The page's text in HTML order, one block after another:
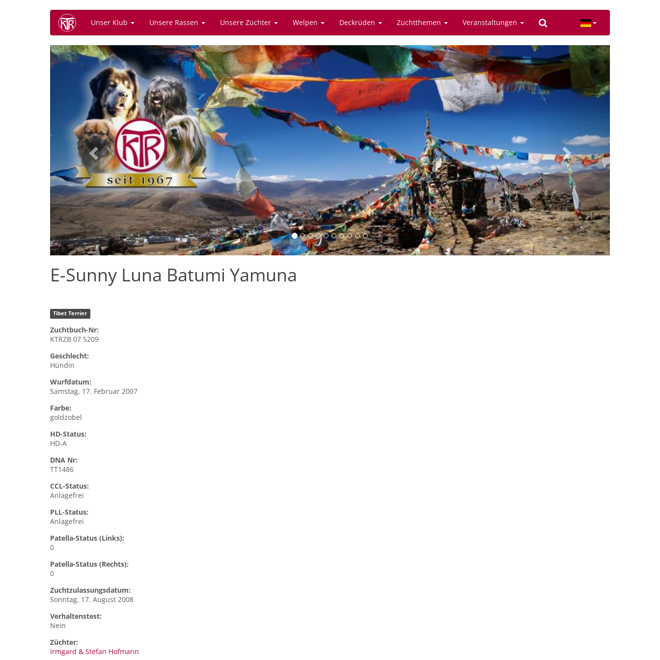
Unser Klub Unsere Rassen Unsere Züchter Welpen Deckrüden Zuchtthemen Veranstaltungen
Previous Next
E-Sunny Luna Batumi Yamuna
Tibet Terrier
Zuchtbuch-Nr:
KTRZB 07 5209
Geschlecht:
Hündin
Wurfdatum:
Samstag, 17. Februar 2007
Farbe:
goldzobel
HD-Status:
HD-A
DNA Nr:
TT1486
CCL-Status:
Anlagefrei
PLL-Status:
Anlagefrei
Patella-Status (Links):
0
Patella-Status (Rechts):
0
Zuchtzulassungsdatum:
Sonntag, 17. August 2008
Verhaltenstest:
Nein
Züchter:
Irmgard & Stefan Hofmann